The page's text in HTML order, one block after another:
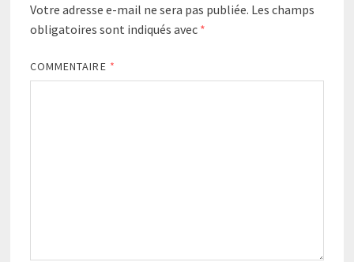
Votre adresse e-mail ne sera pas publiée. Les champs
obligatoires sont indiqués avec *
COMMENTAIRE *